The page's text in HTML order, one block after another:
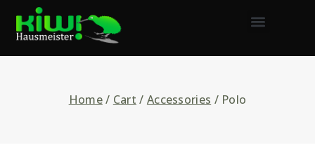
Home/ Cart / Accessories / Polo